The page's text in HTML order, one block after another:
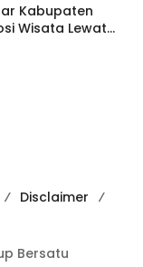
Kabupaten
Wisata Lewat
Disclaimer
Bersatu